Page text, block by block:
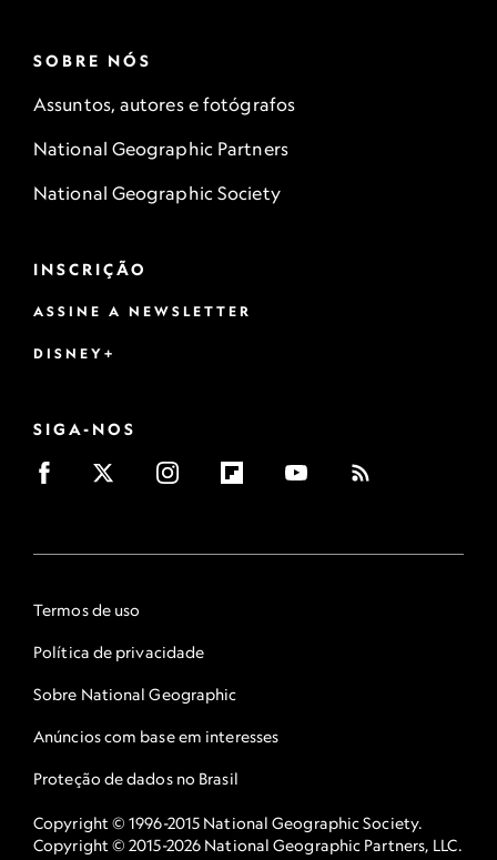
SOBRE NÓS
Assuntos, autores e fotógrafos
National Geographic Partners
National Geographic Society
INSCRIÇÃO
ASSINE A NEWSLETTER
DISNEY+
SIGA-NOS
Termos de uso
Política de privacidade
Sobre National Geographic
Anúncios com base em interesses
Proteção de dados no Brasil
Copyright © 1996-2015 National Geographic Society.
Copyright © 2015-2026 National Geographic Partners, LLC.